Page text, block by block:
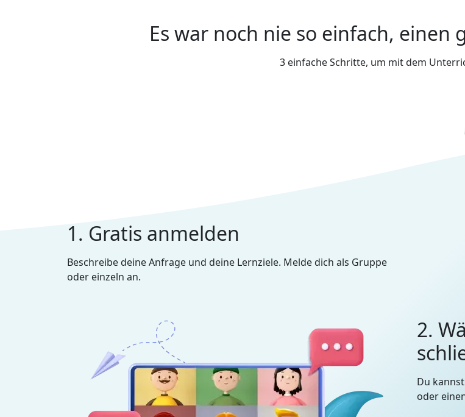
Es war noch nie so einfach, einen
3 einfache Schritte, um mit dem
1. Gratis anmelden
Beschreibe deine Anfrage und deine Lernziele. Melde dich als Gruppe
oder einzeln an.
2.
Du
oder